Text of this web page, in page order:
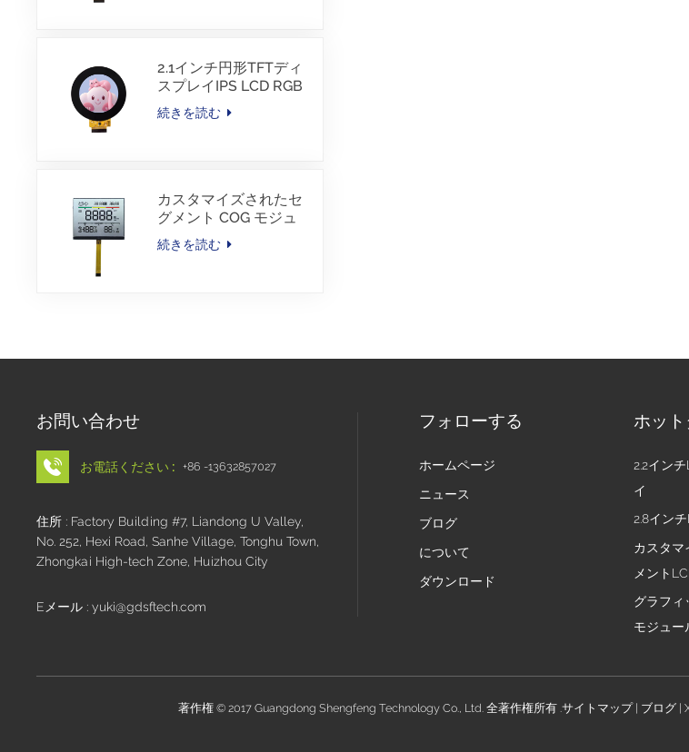
2.1インチ円形TFTディ
スプレイIPS LCD RGB
インターフェース
続きを読む
カスタマイズされたセ
グメント COG モジュ
ール TN LCD（カラー
印刷付き）
続きを読む
お問い合わせ
お電話ください : +86 -13632857027
住所 : Factory Building #7, Liandong U Valley,
No. 252, Hexi Road, Sanhe Village, Tonghu Town,
Zhongkai High-tech Zone, Huizhou City
Eメール : yuki@gdsftech.com
フォローする
ホームページ
ニュース
ブログ
について
ダウンロード
ホッ
2.2イン
イ
2.8イン
カスタマ
メント
グラフィ
モジュー
著作権 © 2017 Guangdong Shengfeng Technology Co., Ltd. 全著作権所有 .サイトマップ | ブログ |